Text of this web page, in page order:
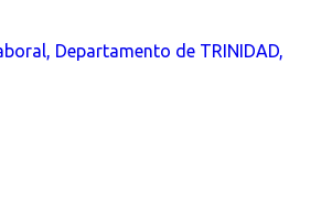
Departamento de TRINIDAD,